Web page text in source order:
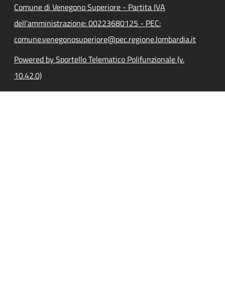
Comune di Venegono Superiore - Partita IVA
dell'amministrazione: 00223680125 - PEC:
comune.venegonosuperiore@pec.regione.lombardia.it
Powered by Sportello Telematico Polifunzionale (v.
10.42.0)